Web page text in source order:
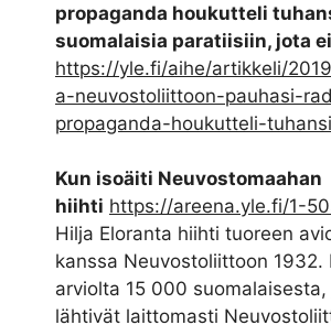
propaganda houkutteli
suomalaisia paratiisiin, jota
https://yle.fi/aihe/artikkeli/
a-neuvostoliittoon-pauhasi-
propaganda-houkutteli-
Kun isoäiti Neuvostomaahan
hiihti https://areena.yle.fi/1-
Hilja Eloranta hiihti tuoreen
kanssa Neuvostoliittoon 1932.
arviolta 15 000 suomalaisesta,
lähtivät laittomasti